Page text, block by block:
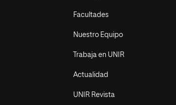
Facultades
Nuestro Equipo
Trabaja en UNIR
Actualidad
UNIR Revista